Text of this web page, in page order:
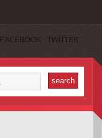
FACEBOOK TWITTER